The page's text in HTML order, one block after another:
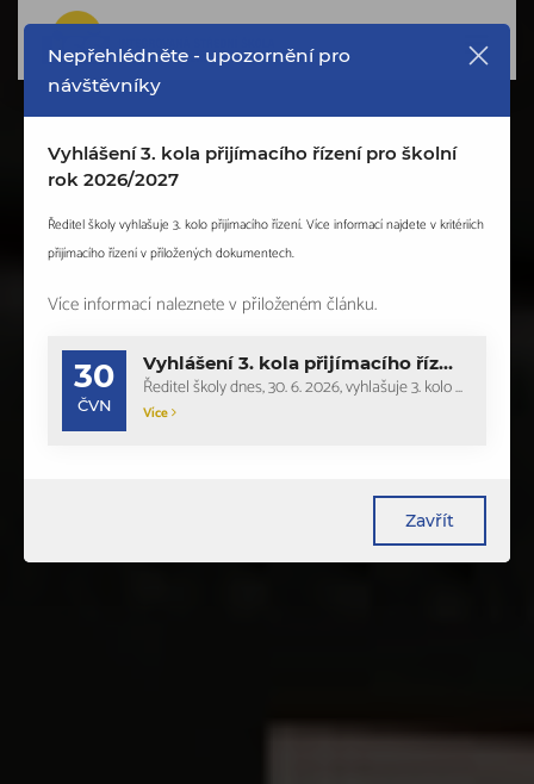
Nepřehlédněte - upozornění pro
návštěvníky
Vyhlášení 3. kola přijímacího řízení pro školní
rok 2026/2027
Ředitel školy vyhlašuje 3. kolo přijímacího řízení. Více informací najdete v kritériích
přijímacího řízení v příložených dokumentech.
Více informací naleznete v přiloženém článku.
30
ČVN
Vyhlášení 3. kola přijímacího řízení pro šk. rok 2026/2027
Ředitel školy dnes, 30. 6. 2026, vyhlašuje 3. kolo přijímacího řízení pro šk. ro...
Více
Zavřít